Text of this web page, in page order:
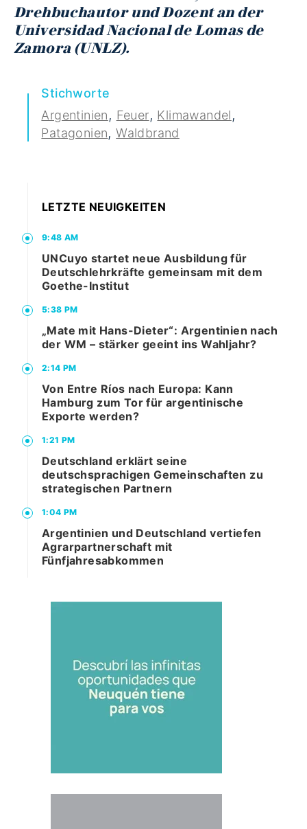
Drehbuchautor und Dozent an der
Universidad Nacional de Lomas de
Zamora (UNLZ).
Stichworte
Argentinien, Feuer, Klimawandel,
Patagonien,Waldbrand
LETZTE NEUIGKEITEN
9:48 AM
UNCuyo startet neue Ausbildung für
Deutschlehrkräfte gemeinsam mit dem
Goethe-Institut
5:38 PM
„Mate mit Hans-Dieter“: Argentinien nach
der WM – stärker geeint ins Wahljahr?
2:14 PM
Von Entre Ríos nach Europa: Kann
Hamburg zum Tor für argentinische
Exporte werden?
1:21 PM
Deutschland erklärt seine
deutschsprachigen Gemeinschaften zu
strategischen Partnern
1:04 PM
Argentinien und Deutschland vertiefen
Agrarpartnerschaft mit
Fünfjahresabkommen